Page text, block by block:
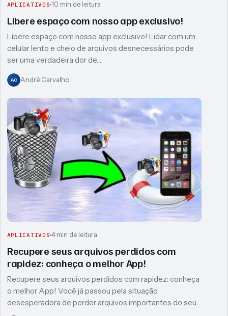
APLICATIVOS 10 min de leitura
Libere espaço com nosso app exclusivo!
Libere espaço com nosso app exclusivo! Lidar com um
celular lento e cheio de arquivos desnecessários pode
ser uma verdadeira dor de…
AC André Carvalho
APLICATIVOS 4 min de leitura
Recupere seus arquivos perdidos com
rapidez: conheça o melhor App!
Recupere seus arquivos perdidos com rapidez: conheça
o melhor App! Você já passou pela situação
desesperadora de perder arquivos importantes do seu…